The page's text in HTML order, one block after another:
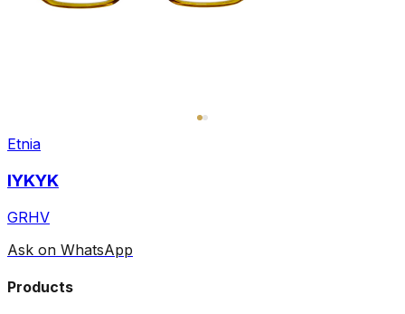
Etnia
IYKYK
GRHV
Ask on WhatsApp
Products